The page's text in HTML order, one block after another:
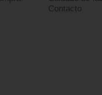
Contacto